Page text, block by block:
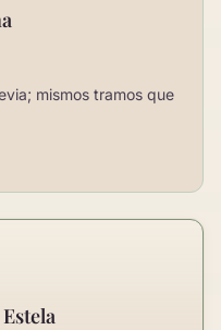
mismos tramos que